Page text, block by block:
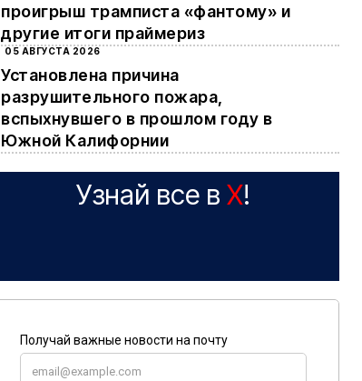
проигрыш трамписта «фантому» и
другие итоги праймериз
05 АВГУСТА 2026
Установлена причина
разрушительного пожара,
вспыхнувшего в прошлом году в
Южной Калифорнии
Узнай все в X!